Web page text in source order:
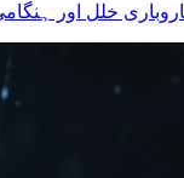
خلل اور